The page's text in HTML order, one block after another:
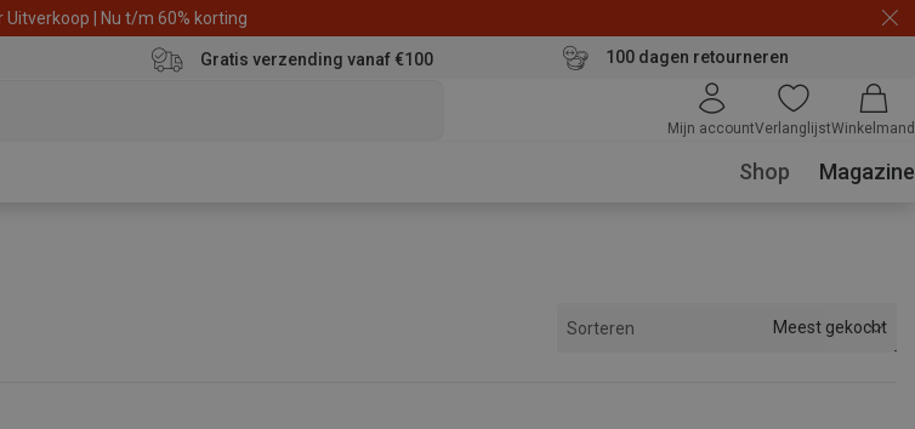
Uitverkoop | Nu t/m 60% korting
Gratis verzending vanaf €100 100 dagen retourneren
Mijn accountVerlanglijstWinkelmand
Shop Magazine
Sorteren Meest gekocht